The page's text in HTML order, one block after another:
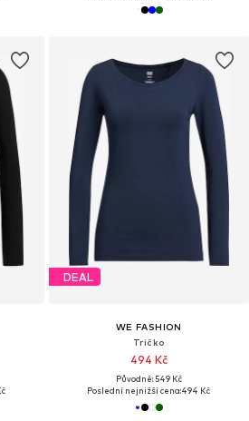
DEAL
WE FASHION
Tričko
494 Kč
Původně: 549 Kč
Poslední nejnižší cena:494 Kč